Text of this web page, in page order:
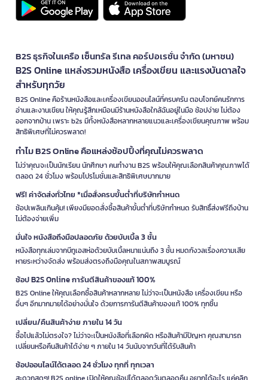
B2S ธุรกิจในเครือ เซ็นทรัล รีเทล คอร์ปอเรชั่น จำกัด (มหาชน)
B2S Online แหล่งรวมหนังสือ เครื่องเขียน และแรงบันดาลใจ
สำหรับทุกวัย
B2S Online คือร้านหนังสือและเครื่องเขียนออนไลน์ที่ครบครัน ตอบโจทย์คนรักการ
อ่านและงานเขียน ให้คุณรู้สึกเหมือนมีร้านหนังสือใกล้ฉันอยู่ในมือ ช้อปง่าย ไม่ต้อง
ออกจากบ้าน เพราะ b2s มีทั้งหนังสือหลากหลายแนวและเครื่องเขียนคุณภาพ พร้อม
สิทธิพิเศษที่ไม่ควรพลาด!
ทำไม B2S Online คือแหล่งช้อปปิ้งที่คุณไม่ควรพลาด
ไม่ว่าคุณจะเป็นนักเรียน นักศึกษา คนทำงาน B2S พร้อมให้คุณเลือกสินค้าคุณภาพได้
ตลอด 24 ชั่วโมง พร้อมโปรโมชั่นและสิทธิพิเศษมากมาย
ฟรี! ค่าจัดส่งทั่วไทย *เมื่อสั่งครบขั้นต่ำที่บริษัทกำหนด
ช้อปเพลินเกินคุ้ม! เพียงมียอดสั่งซื้อสินค้าขั้นต่ำที่บริษัทกำหนด รับสิทธิ์ส่งฟรีถึงบ้าน
ไม่ต้องจ่ายเพิ่ม
มั่นใจ หนังสือถึงมือปลอดภัย ด้วยบับเบิ้ล 3 ชั้น
หนังสือทุกเล่มจากบีทูเอสห่อด้วยบับเบิ้ลหนาแน่นถึง 3 ชั้น หมดกังวลเรื่องความเสีย
หายระหว่างจัดส่ง พร้อมส่งตรงถึงมือคุณในสภาพสมบูรณ์
ช้อป B2S Online การันตีสินค้าของแท้ 100%
B2S Online ให้คุณเลือกซื้อสินค้าหลากหลาย ไม่ว่าจะเป็นหนังสือ เครื่องเขียน หรือ
อื่นๆ อีกมากมายได้อย่างมั่นใจ ด้วยการการันตีสินค้าของแท้ 100% ทุกชิ้น
เปลี่ยน/คืนสินค้าง่าย ภายใน 14 วัน
ซื้อไปแล้วไม่ตรงใจ? ไม่ว่าจะเป็นหนังสือที่เลือกผิด หรือสินค้ามีปัญหา คุณสามารถ
เปลี่ยนหรือคืนสินค้าได้ง่าย ๆ ภายใน 14 วันนับจากวันที่ได้รับสินค้า
ช้อปออนไลน์ได้ตลอด 24 ชั่วโมง ทุกที่ ทุกเวลา